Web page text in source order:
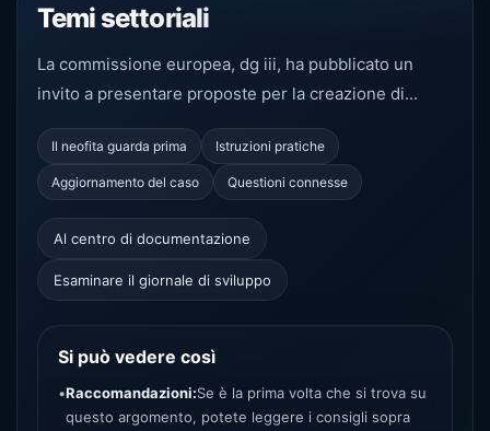
Temi settoriali
La commissione europea, dg iii, ha pubblicato un
invito a presentare proposte per la creazione di...
Il neofita guarda prima Istruzioni pratiche
Aggiornamento del caso Questioni connesse
Al centro di documentazione
Esaminare il giornale di sviluppo
Si può vedere così
•Raccomandazioni:Se è la prima volta che si trova su
questo argomento, potete leggere i consigli sopra